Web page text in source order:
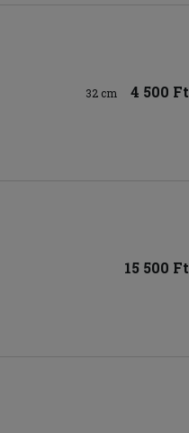
32 cm 4 500 Ft
15 500 Ft